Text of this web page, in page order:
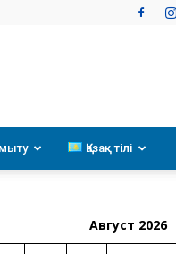
Қазақ тілі
Август 2026